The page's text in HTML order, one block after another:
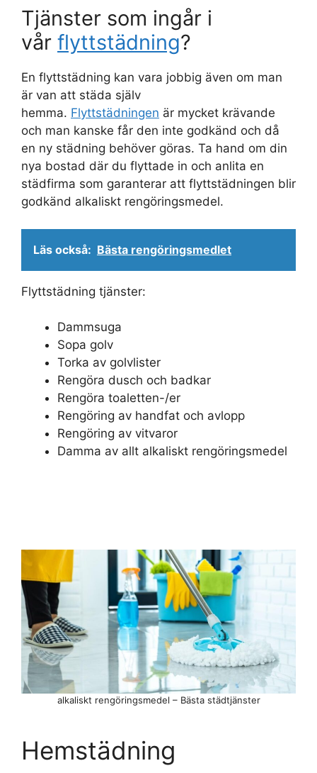
Tjänster som ingår i
vår flyttstädning?
En flyttstädning kan vara jobbig även om man
är van att städa själv
hemma. Flyttstädningen är mycket krävande
och man kanske får den inte godkänd och då
en ny städning behöver göras. Ta hand om din
nya bostad där du flyttade in och anlita en
städfirma som garanterar att flyttstädningen blir
godkänd alkaliskt rengöringsmedel.
Läs också: Bästa rengöringsmedlet
Flyttstädning tjänster:
Dammsuga
Sopa golv
Torka av golvlister
Rengöra dusch och badkar
Rengöra toaletten-/er
Rengöring av handfat och avlopp
Rengöring av vitvaror
Damma av allt alkaliskt rengöringsmedel
alkaliskt rengöringsmedel – Bästa städtjänster
Hemstädning